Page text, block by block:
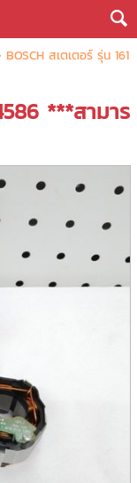
สเตเตอร์ รุ่น 161
***สามาร